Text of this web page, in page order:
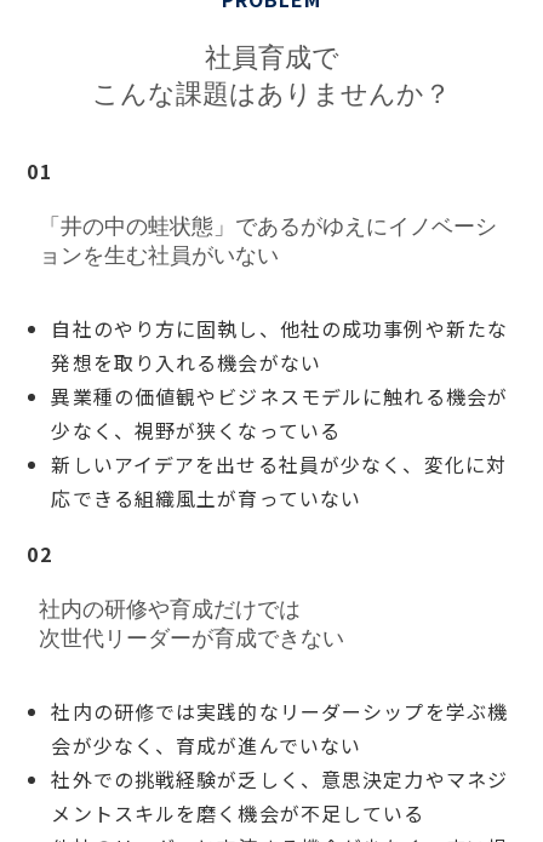
社員育成で
こんな課題はありませんか？
01
「井の中の蛙状態」であるがゆえにイノベーシ
ョンを生む社員がいない
自社のやり方に固執し、他社の成功事例や新たな
発想を取り入れる機会がない
異業種の価値観やビジネスモデルに触れる機会が
少なく、視野が狭くなっている
新しいアイデアを出せる社員が少なく、変化に対
応できる組織風土が育っていない
02
社内の研修や育成だけでは
次世代リーダーが育成できない
社内の研修では実践的なリーダーシップを学ぶ機
会が少なく、育成が進んでいない
社外での挑戦経験が乏しく、意思決定力やマネジ
メントスキルを磨く機会が不足している